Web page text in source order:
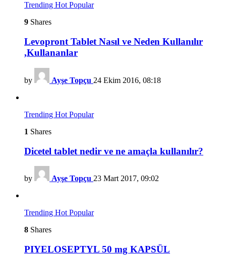
Trending HotPopular
9 Shares
Levopront Tablet Nasıl ve Neden Kullanılır
,Kullananlar
by Ayşe Topçu 24 Ekim 2016, 08:18
Trending Hot Popular
1 Shares
Dicetel tablet nedir ve ne amaçla kullanılır?
by Ayşe Topçu 23 Mart 2017, 09:02
Trending Hot Popular
8 Shares
PIYELOSEPTYL 50 mg KAPSÜL